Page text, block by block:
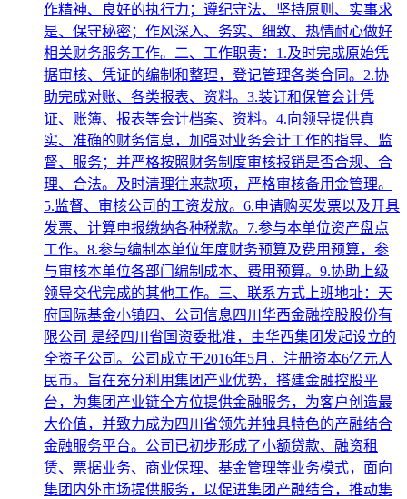
作精神、良好的执行力；遵纪守法、坚持原则、实事求
是、保守秘密；作风深入、务实、细致、热情耐心做好
相关财务服务工作。二、工作职责：1.及时完成原始凭
据审核、凭证的编制和整理，登记管理各类合同。2.协
助完成对账、各类报表、资料。3.装订和保管会计凭
证、账簿、报表等会计档案、资料。4.向领导提供真
实、准确的财务信息，加强对业务会计工作的指导、监
督、服务；并严格按照财务制度审核报销是否合规、合
理、合法。及时清理往来款项，严格审核备用金管理。
5.监督、审核公司的工资发放。6.申请购买发票以及开具
发票、计算申报缴纳各种税款。7.参与本单位资产盘点
工作。8.参与编制本单位年度财务预算及费用预算，参
与审核本单位各部门编制成本、费用预算。9.协助上级
领导交代完成的其他工作。三、联系方式上班地址：天
府国际基金小镇四、公司信息四川华西金融控股股份有
限公司 是经四川省国资委批准，由华西集团发起设立的
全资子公司。公司成立于2016年5月，注册资本6亿元人
民币。旨在充分利用集团产业优势，搭建金融控股平
台，为集团产业链全方位提供金融服务，为客户创造最
大价值，并致力成为四川省领先并独具特色的产融结合
金融服务平台。公司已初步形成了小额贷款、融资租
赁、票据业务、商业保理、基金管理等业务模式，面向
集团内外市场提供服务，以促进集团产融结合，推动集